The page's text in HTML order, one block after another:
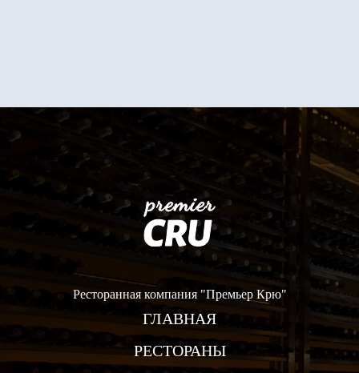
Ресторанная компания "Премьер Крю"
ГЛАВНАЯ
РЕСТОРАНЫ